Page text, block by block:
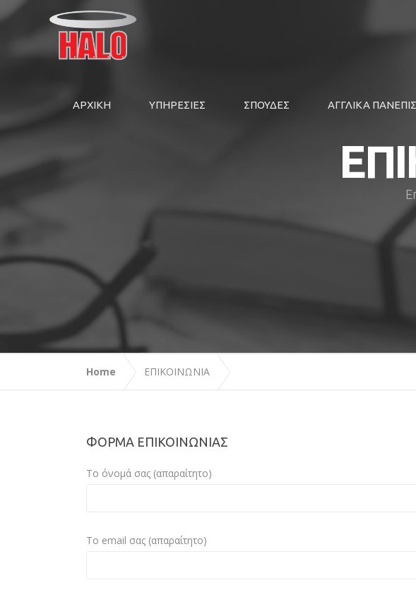
ΑΡΧΙΚΗ ΥΠΗΡΕΣΙΕΣ ΣΠΟΥΔΕΣ ΑΓΓΛΙΚΑ
Home ΕΠΙΚΟΙΝΩΝΙΑ
ΦΟΡΜΑ ΕΠΙΚΟΙΝΩΝΙΑΣ
Το όνομά σας (απαραίτητο)
Το email σας (απαραίτητο)